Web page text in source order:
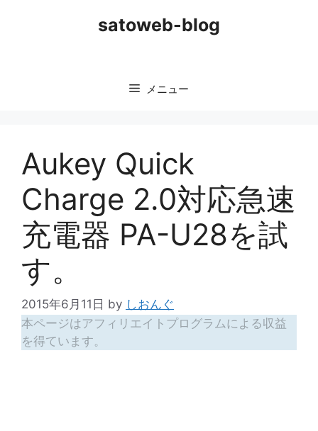
satoweb-blog
メニュー
Aukey Quick
Charge 2.0対応急速
充電器 PA-U28を試
す。
2015年6月11日 by しおんぐ
本ページはアフィリエイトプログラムによる収益
を得ています。